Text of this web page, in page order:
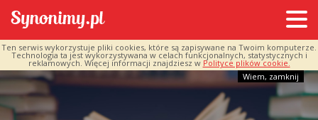
Ten serwis wykorzystuje pliki cookies, które są zapisywane na Twoim komputerze.
Technologia ta jest wykorzystywana w celach funkcjonalnych, statystycznych i
reklamowych. Więcej informacji znajdziesz w Polityce plików cookie.
Wiem, zamknij